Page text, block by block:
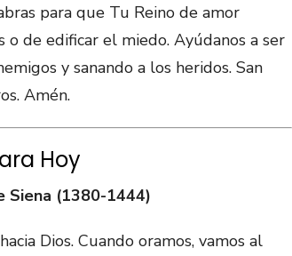
para que Tu Reino de amor
o de edificar el miedo. Ayúdanos a ser
y sanando a los heridos. San
Amén.
Hoy
Siena (1380-1444)
Dios. Cuando oramos, vamos al